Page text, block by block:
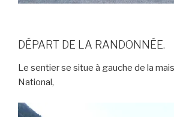
DÉPART DE LA RANDONNÉE.
Le sentier se situe à gauche de la
National,